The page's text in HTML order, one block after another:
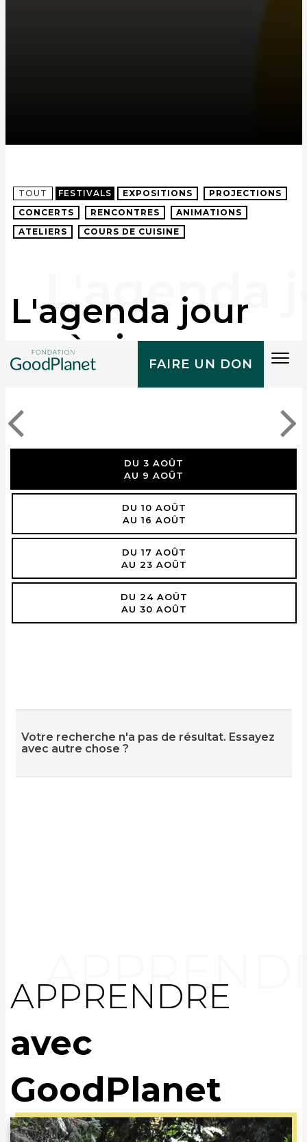
FAIRE UN DON
TOUT FESTIVALS EXPOSITIONS
PROJECTIONS
CONCERTS
RENCONTRES
ANIMATIONS
ATELIERS
COURS DE CUISINE
L'agenda jour
après jour
DU 3 AOÛT
AU 9 AOÛT
DU 10 AOÛT
AU 16 AOÛT
DU 17 AOÛT
AU 23 AOÛT
DU 24 AOÛT
AU 30 AOÛT
Votre recherche n'a pas de résultat. Essayez
avec autre chose ?
APPRENDRE
avec
GoodPlanet